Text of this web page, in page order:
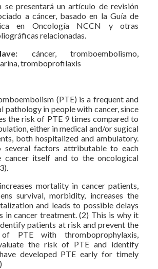
se presentará un artículo de revisión
a cáncer, basado en la Guía de
en Oncología NCCN y otras
relacionadas.
cáncer, tromboembolismo,
tromboprofilaxis
(PTE) is a frequent and
pathology in people with cancer, since
the risk of PTE 9 times compared to
either in medical and/or sugical
both hospitalized and ambulatory.
several factors attributable to each
cancer itself and to the oncological
mortality in cancer patients,
survival, morbidity, increases the
and leads to possible delays
in cancer treatment. (2) This is why it
patients at risk and prevent the
of PTE with thromboprophylaxis,
the risk of PTE and identify
developed PTE early for timely